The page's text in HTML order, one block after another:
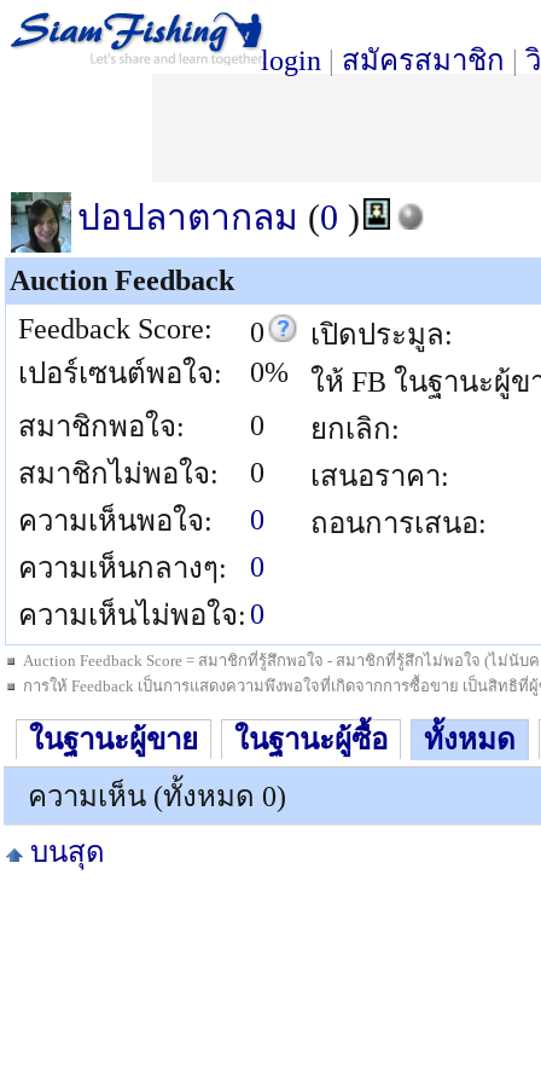
login | สมัครสมาชิก |
ปอปลาตากลม (0 )
Auction Feedback
Feedback Score:
0
เปอร์เซนต์พอใจ:
0%
สมาชิกพอใจ:
0
สมาชิกไม่พอใจ:
0
ความเห็นพอใจ:
0
ความเห็นกลางๆ:
0
ความเห็นไม่พอใจ: 0
เปิดประมูล:
ให้ FB ในฐานะผู้ข
ยกเลิก:
เสนอราคา:
ถอนการเสนอ:
Auction Feedback Score = สมาชิกที่รู้สึกพอใจ - สมาชิกที่รู้สึกไม่พอใจ (ไม่นั
การให้ Feedback เป็นการแสดงความพึงพอใจที่เกิดจากการซื้อขาย เป็นสิทธิ
ในฐานะผู้ขาย ในฐานะผู้ซื้อ
ทั้งหมด
ความเห็น (ทั้งหมด 0)
บนสุด